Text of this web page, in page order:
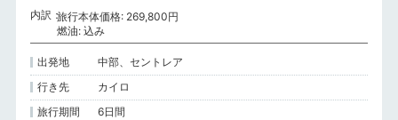
内訳 旅行本体価格: 269,800円
燃油: 込み
出発地
中部、セントレア
行き先
カイロ
旅行期間
6日間